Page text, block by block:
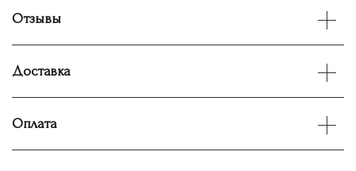
Отзывы
Доставка
Оплата